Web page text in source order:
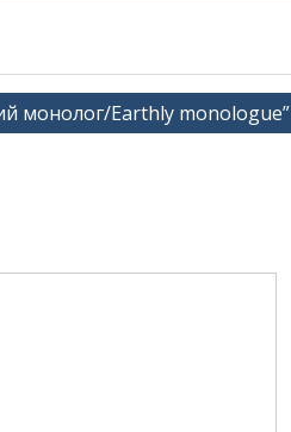
монолог/Earthly monologue”